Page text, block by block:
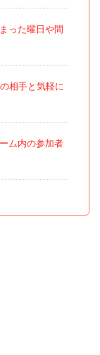
った曜日や間
相手と気軽に
ム内の参加者